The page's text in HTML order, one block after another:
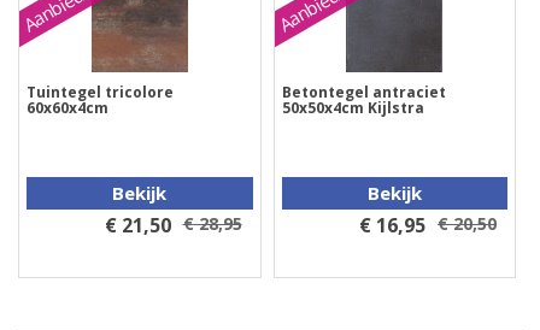
Tuintegel tricolore
60x60x4cm
Bekijk
€ 21,50 € 28,95
Betontegel antraciet
50x50x4cm Kijlstra
Bekijk
€ 16,95 € 20,50